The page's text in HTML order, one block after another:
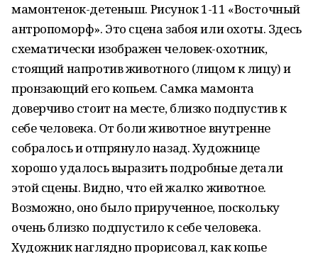
мамонтенок-детеныш. Рисунок 1-11 «Восточный
антропоморф». Это сцена забоя или охоты. Здесь
схематически изображен человек-охотник,
стоящий напротив животного (лицом к лицу) и
пронзающий его копьем. Самка мамонта
доверчиво стоит на месте, близко подпустив к
себе человека. От боли животное внутренне
собралось и отпрянуло назад. Художнице
хорошо удалось выразить подробные детали
этой сцены. Видно, что ей жалко животное.
Возможно, оно было прирученное, поскольку
очень близко подпустило к себе человека.
Художник наглядно прорисовал, как копье